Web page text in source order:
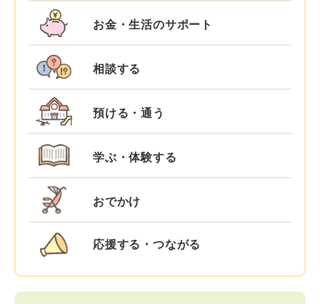
お金・生活のサポート
相談する
預ける・通う
学ぶ・体験する
おでかけ
応援する・つながる